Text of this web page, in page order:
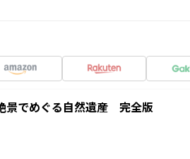
でめぐる自然遺産 完全版